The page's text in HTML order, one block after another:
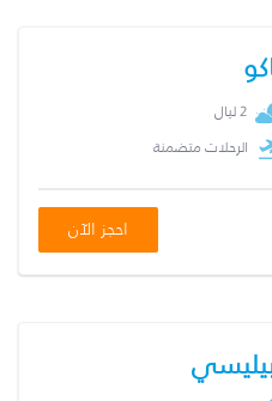
2 ليال
الرحلات متضمنة
احجز الآن